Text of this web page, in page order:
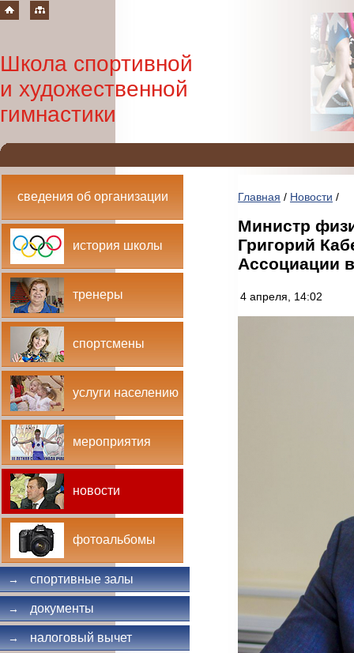
Школа спортивной
и художественной
гимнастики
сведения об организации
история школы
тренеры
спортсмены
услуги населению
мероприятия
новости
фотоальбомы
→ спортивные залы
→ документы
→ налоговый вычет
Главная / Новости /
Министр
Григорий
Ассоциации
4 апреля, 14:02